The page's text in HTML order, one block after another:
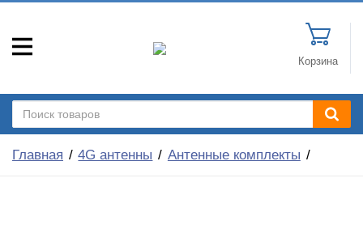
Корзина
Главная 4G антенны Антенные комплекты